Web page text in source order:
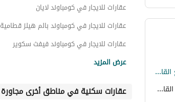
شقة نص مفروش 2نوم ايجار فيلدج جاردن قطامية التجمع القاهرة الجديدة Apartment rent Village Garden Katameya VGK Palm Hills New Cairo
فيلدج جاردن قطامية، التجمع الخامس، القاهرة الجديدة، القاهرة
عقارات للايجار في كومباوند لايان
عقارات للايجار في كومباوند فيفث سكوير
عقارات للايجار في كومباوند ليك فيو ريزدنس
عرض المزيد
عقارات سكنية في مناطق أخرى مجاورة